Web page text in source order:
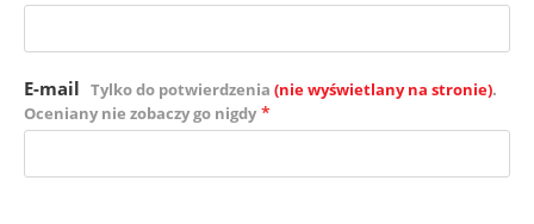
E-mail Tylko do potwierdzenia (nie wyświetlany na stronie).
Oceniany nie zobaczy go nigdy *